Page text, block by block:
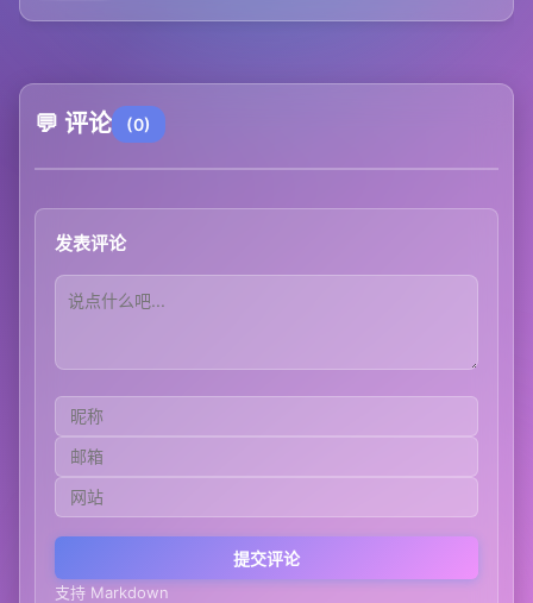
💬 评论 (0)
发表评论
提交评论
支持 Markdown